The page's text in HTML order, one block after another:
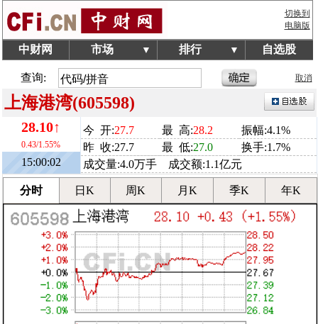
切换到
电脑版
中财网 市场 ▼ 排行 ▼ 自选股
查询: 取消
上海港湾(605598)
28.10↑
0.43/1.55%
15:00:02
今 开:27.7 最 高:28.2
振幅:4.1%
昨 收:27.7
最 低:27.0
换手:1.7%
成交量:4.0万手 成交额:1.1亿元
分时 日K 周K 月K 季K 年K